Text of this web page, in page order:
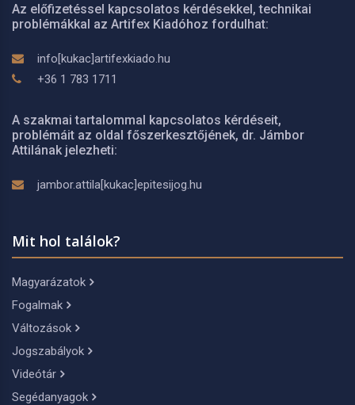
Az előfizetéssel kapcsolatos kérdésekkel, technikai
problémákkal az Artifex Kiadóhoz fordulhat:
info[kukac]artifexkiado.hu
+36 1 783 1711
A szakmai tartalommal kapcsolatos kérdéseit,
problémáit az oldal főszerkesztőjének, dr. Jámbor
Attilának jelezheti:
jambor.attila[kukac]epitesijog.hu
Mit hol találok?
Magyarázatok
Fogalmak
Változások
Jogszabályok
Videótár
Segédanyagok